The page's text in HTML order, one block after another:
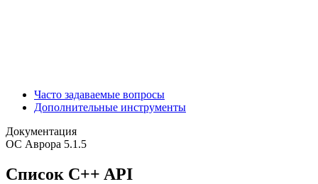
Часто задаваемые вопросы
Дополнительные инструменты
Документация
ОС Аврора 5.1.5
Список C++ API